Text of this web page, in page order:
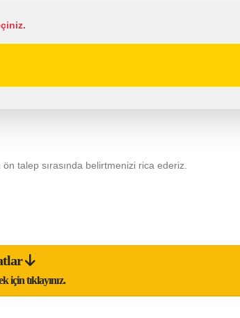
talep sırasında belirtmenizi rica ederiz.
için tıklayınız.